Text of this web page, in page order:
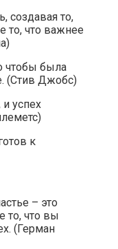
создавая то,
то, что важнее
чтобы была
(Стив Джобс)
успех
к
– это
то, что вы
(Герман